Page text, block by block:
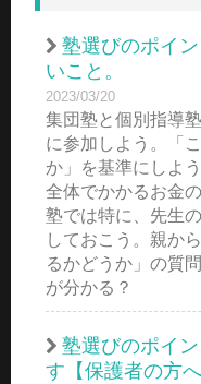
塾選びのポイ
いこと。
2023/03/20
集団塾と個別指導
に参加しよう。「
か」を基準にしよ
全体でかかるお金
塾では特に、先生
しておこう。親か
るかどうか」の質
が分かる？
塾選びのポイ
す【保護者の方へ